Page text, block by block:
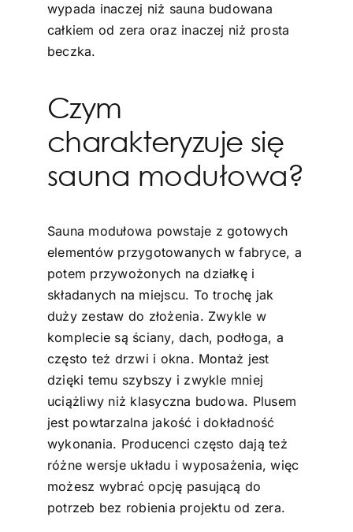
wypada inaczej niż sauna budowana
całkiem od zera oraz inaczej niż prosta
beczka.
Czym
charakteryzuje się
sauna modułowa?
Sauna modułowa powstaje z gotowych
elementów przygotowanych w fabryce, a
potem przywożonych na działkę i
składanych na miejscu. To trochę jak
duży zestaw do złożenia. Zwykle w
komplecie są ściany, dach, podłoga, a
często też drzwi i okna. Montaż jest
dzięki temu szybszy i zwykle mniej
uciążliwy niż klasyczna budowa. Plusem
jest powtarzalna jakość i dokładność
wykonania. Producenci często dają też
różne wersje układu i wyposażenia, więc
możesz wybrać opcję pasującą do
potrzeb bez robienia projektu od zera.